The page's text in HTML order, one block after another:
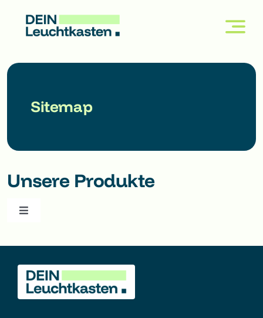
Sitemap
Unsere Produkte
Toggle
Einseitiger Leuchtkasten